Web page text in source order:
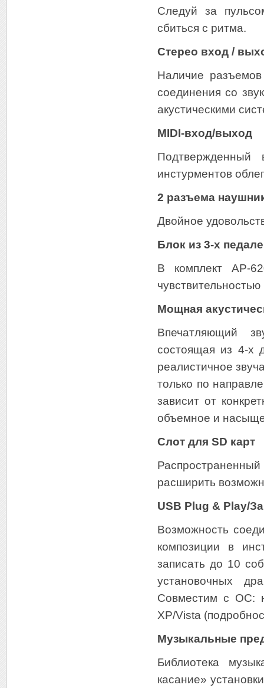
Следуй за
сбиться с ритма.
Стерео вход /
Наличие
соединения со
акустическими
MIDI-вход/выход
инстурментов
2 разъема
Двойное
Блок из 3-х
В комплект AP-
Мощная
Впечатляющий
состоящая из 4-х
реалистичное
только по
зависит от
объемное и
Слот для SD карт
расширить
USB Plug & Play/
Возможность
композиции в
записать до 10
установочных
Совместим с ОС:
XP/Vista
Музыкальные
Библиотека
касание»